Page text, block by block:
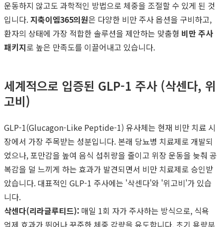
운동하지 않고도 과학적인 방법으로 체중을 조절할 수 있게 된 것
입니다. 지축이엠365의원은 다양한 비만 주사 옵션을 구비하고,
환자의 상태에 가장 적합한 솔루션을 제안하는 맞춤형 비만 주사
패키지로 높은 만족도를 이끌어내고 있습니다.
세계적으로 입증된 GLP-1 주사 (삭센다, 위
고비)
GLP-1(Glucagon-Like Peptide-1) 유사체는 현재 비만 치료 시
장에서 가장 주목받는 성분입니다. 본래 당뇨병 치료제로 개발되
었으나, 포만감을 높여 음식 섭취량을 줄이고 위장 운동을 늦춰 공
복감을 덜 느끼게 하는 효과가 발견되면서 비만 치료제로 승인받
았습니다. 대표적인 GLP-1 주사에는 '삭센다'와 '위고비'가 있습
니다.
삭센다(리라글루티드): 매일 1회 자가 주사하는 방식으로, 식욕
억제 효과가 뛰어나 꾸준한 체중 감량을 유도합니다. 초기 용량부